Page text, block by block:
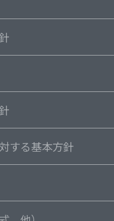
する基本方針